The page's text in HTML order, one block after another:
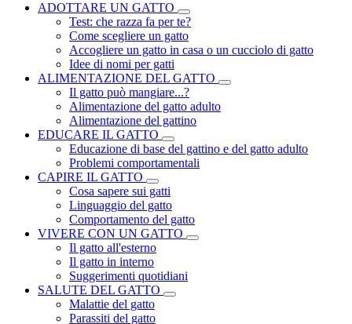
ADOTTARE UN GATTO
Test: che razza fa per te?
Come scegliere un gatto
Accogliere un gatto in casa o un cucciolo di gatto
Idee di nomi per gatti
ALIMENTAZIONE DEL GATTO
Il gatto può mangiare...?
Alimentazione del gatto adulto
Alimentazione del gattino
EDUCARE IL GATTO
Educazione di base del gattino e del gatto adulto
Problemi comportamentali
CAPIRE IL GATTO
Cosa sapere sui gatti
Linguaggio del gatto
Comportamento del gatto
VIVERE CON UN GATTO
Il gatto all'esterno
Il gatto in interno
Suggerimenti quotidiani
SALUTE DEL GATTO
Malattie del gatto
Parassiti del gatto